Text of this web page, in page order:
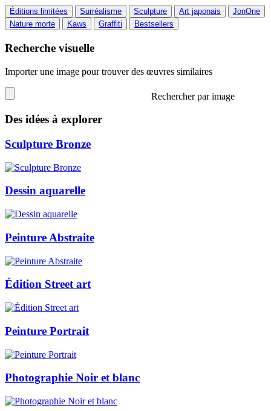
Éditions limitées Surréalisme Sculpture Art japonais
JonOne
Nature morte
Kaws Graffiti Bestsellers
Recherche visuelle
Importer une image pour trouver des œuvres similaires
Rechercher par image
Des idées à explorer
Sculpture Bronze
Dessin aquarelle
Peinture Abstraite
Édition Street art
Peinture Portrait
Photographie Noir et blanc